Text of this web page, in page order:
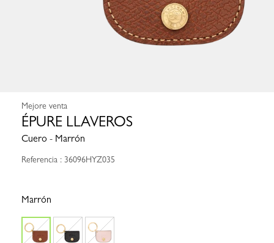
Mejore venta
ÉPURE LLAVEROS
Cuero - Marrón
Referencia : 36096HYZ035
Marrón